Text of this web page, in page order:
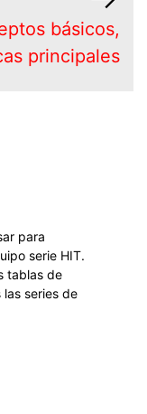
básicos,
principales
para
serie HIT.
tablas de
series de